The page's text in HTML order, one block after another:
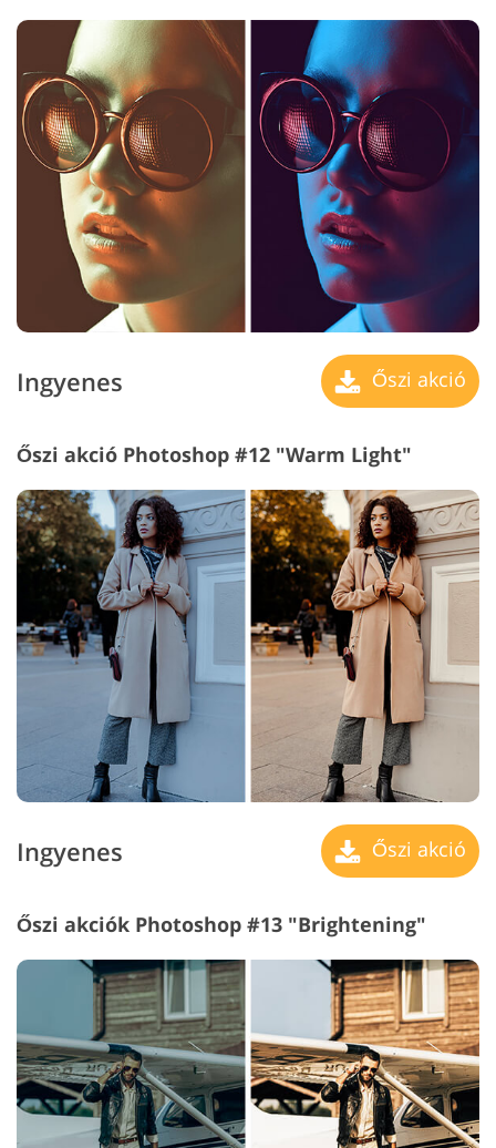
Ingyenes Őszi akció
Őszi akció Photoshop #12 "Warm Light"
Ingyenes Őszi akció
Őszi akciók Photoshop #13 "Brightening"